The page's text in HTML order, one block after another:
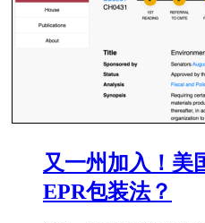
又一州加入！美
EPR包装法？